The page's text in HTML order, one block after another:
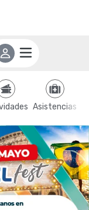
Asistencias